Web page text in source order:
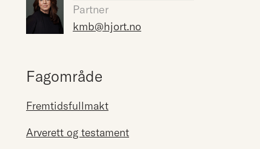
Partner
kmb@hjort.no
Fagområde
Fremtidsfullmakt
Arverett og testament